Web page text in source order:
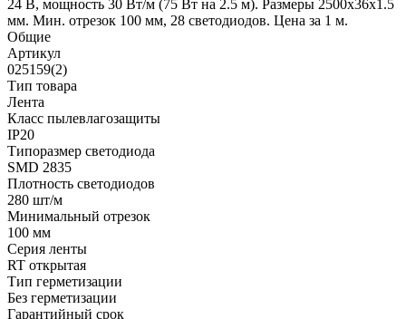
24 В, мощность 30 Вт/м (75 Вт на 2.5 м). Размеры 2500х36х1.5
мм. Мин. отрезок 100 мм, 28 светодиодов. Цена за 1 м.
Общие
Артикул
025159(2)
Тип товара
Лента
Класс пылевлагозащиты
IP20
Типоразмер светодиода
SMD 2835
Плотность светодиодов
280 шт/м
Минимальный отрезок
100 мм
Серия ленты
RT открытая
Тип герметизации
Без герметизации
Гарантийный срок